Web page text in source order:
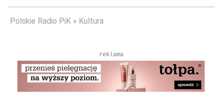
Polskie Radio PiK Kultura
reklama